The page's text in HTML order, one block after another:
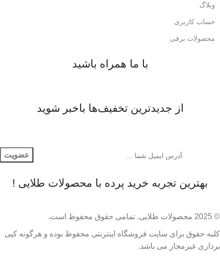
وبلاگ
حساب کاربری
محصولات برقی
با ما همراه باشید
از جدیدترین تخفیف‌ها باخبر شوید
بهترین تجربه خرید پرده با محصولات طلایی !
© 2025 محصولات طلایی. تمامی حقوق محفوظ است.​
کلیه حقوق برای سایت فروشگاه اینترنتی محفوظ بوده و هرگونه کپی
برداری غیرمجاز می باشد.